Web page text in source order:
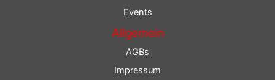
Events
Allgemein
AGBs
Impressum